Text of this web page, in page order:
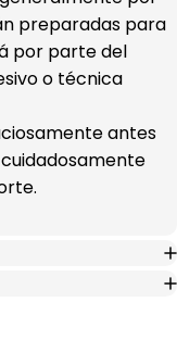
preparadas para
por parte del
o técnica
antes